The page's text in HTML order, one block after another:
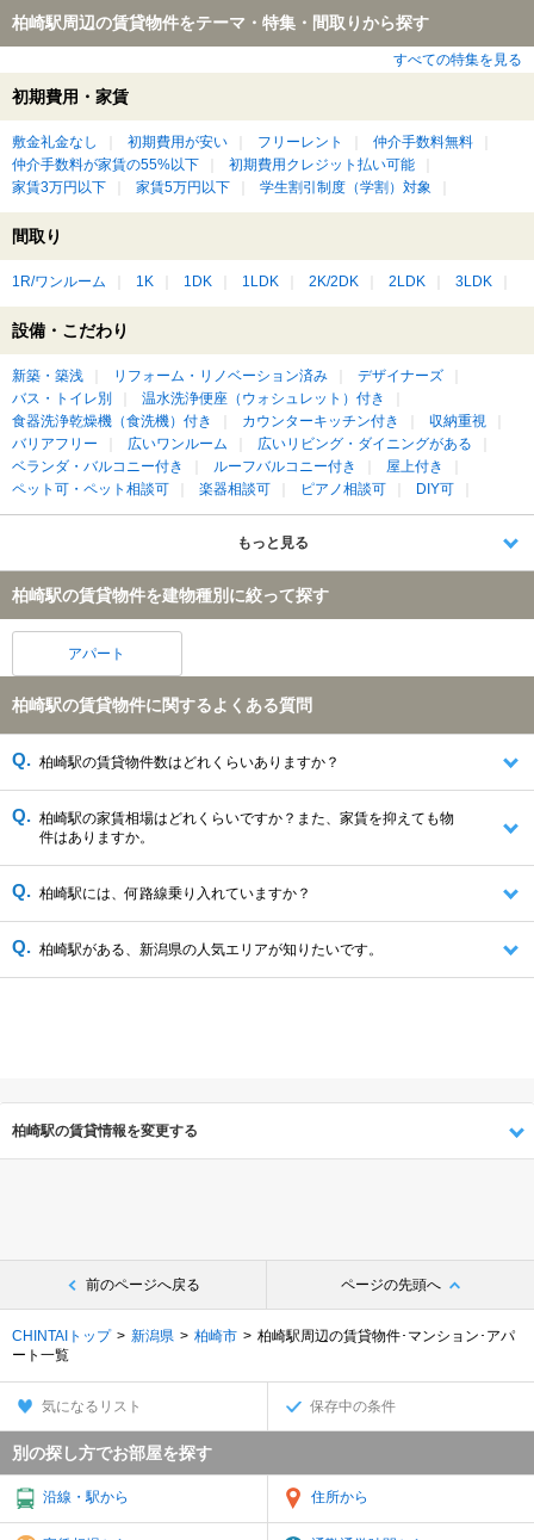
柏崎駅周辺の賃貸物件をテーマ・特集・間取りから探す
すべての特集を見る
初期費用・家賃
敷金礼金なし 初期費用が安い フリーレント
仲介手数料無料
仲介手数料が家賃の55%以下
初期費用クレジット払い可能
家賃3万円以下
家賃5万円以下 学生割引制度（学割）対象
間取り
1R/ワンルーム 1K 1DK 1LDK 2K/2DK 2LDK 3LDK
設備・こだわり
新築・築浅 リフォーム・リノベーション済み
デザイナーズ
バス・トイレ別
温水洗浄便座（ウォシュレット）付き
食器洗浄乾燥機（食洗機）付き
カウンターキッチン付き
収納重視
バリアフリー
広いワンルーム
広いリビング・ダイニングがある
ベランダ・バルコニー付き
ルーフバルコニー付き
屋上付き
ペット可・ペット相談可
楽器相談可 ピアノ相談可 DIY可
もっと見る
柏崎駅の賃貸物件を建物種別に絞って探す
アパート
柏崎駅の賃貸物件に関するよくある質問
柏崎駅の賃貸物件数はどれくらいありますか？
柏崎駅の家賃相場はどれくらいですか？また、家賃を抑えても物
件はありますか。
柏崎駅には、何路線乗り入れていますか？
柏崎駅がある、新潟県の人気エリアが知りたいです。
柏崎駅の賃貸情報を変更する
前のページへ戻る ページの先頭へ
CHINTAIトップ 新潟県 柏崎市
柏崎駅周辺の賃貸物件･マンション･アパ
ート一覧
気になるリスト 保存中の条件
別の探し方でお部屋を探す
沿線・駅から 住所から